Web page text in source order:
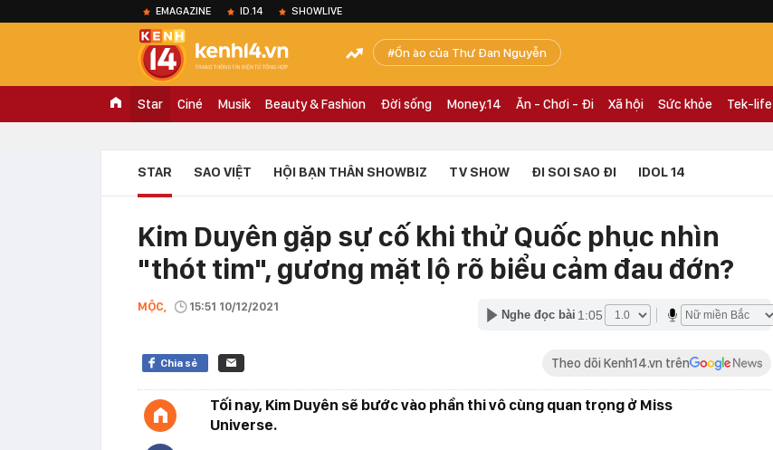
EMAGAZINE ID.14 SHOWLIVE
Ồn ào của Thư Đan Nguyễn
Star Ciné Musik Beauty & Fashion Đời sống Money.14 Ăn - Chơi - Đi Xã hội Sức khỏe Tek-life
STAR SAO VIỆT HỘI BẠN THÂN SHOWBIZ TV SHOW ĐI SOI SAO ĐI IDOL 14
Kim Duyên gặp sự cố khi thử Quốc phục nhìn
"thót tim", gương mặt lộ rõ biểu cảm đau đớn?
MỘC, 15:51 10/12/2021
Nghe đọc bài 1:05
Chia sẻ Theo dõi Kenh14.vn trên
Tối nay, Kim Duyên sẽ bước vào phần thi vô cùng quan trọng ở Miss
Universe.